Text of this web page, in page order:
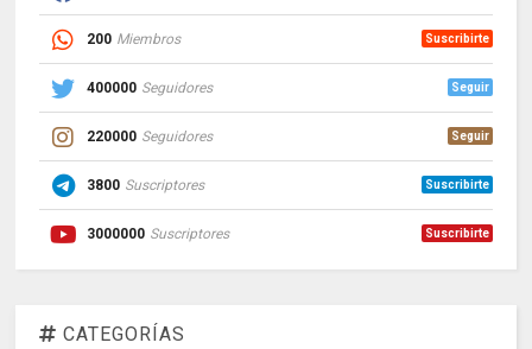
200 Miembros Suscribirte
400000 Seguidores Seguir
220000 Seguidores Seguir
3800 Suscriptores Suscribirte
3000000 Suscriptores Suscribirte
CATEGORÍAS